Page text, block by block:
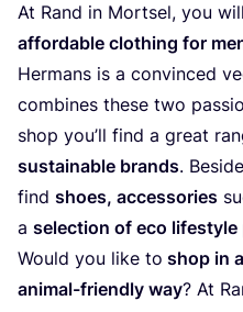
At Rand in Mor­tsel, you
afforda­ble clot­hing for
Her­mans is a con­vin­ced
com­bi­nes the­se two
shop you’ll find a gre­at
sus­tainable brands.
find shoes, access­ories
a sel­ec­tion of eco
Would you like to shop in
ani­mal-fri­end­ly way? At